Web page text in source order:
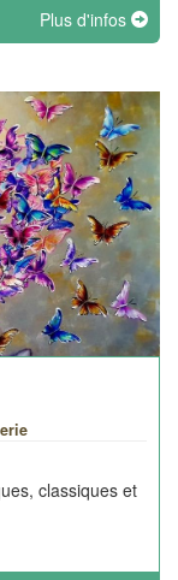
Plus d'infos
classiques et